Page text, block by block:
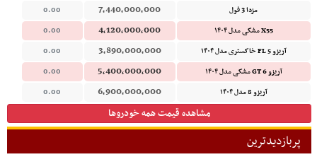
مزدا 3 فول
7,440,000,000
0.00
X55 مشکی مدل ۱۴۰۴
4,120,000,000
0.00
آریزو 5 FL خاکستری مدل ۱۴۰۴
3,890,000,000
0.00
آریزو 6 GT مشکی مدل ۱۴۰۴
5,400,000,000
0.00
آریزو 8 مدل ۱۴۰۴
6,900,000,000
0.00
مشاهده قیمت همه خودروها
پربازدیدترین